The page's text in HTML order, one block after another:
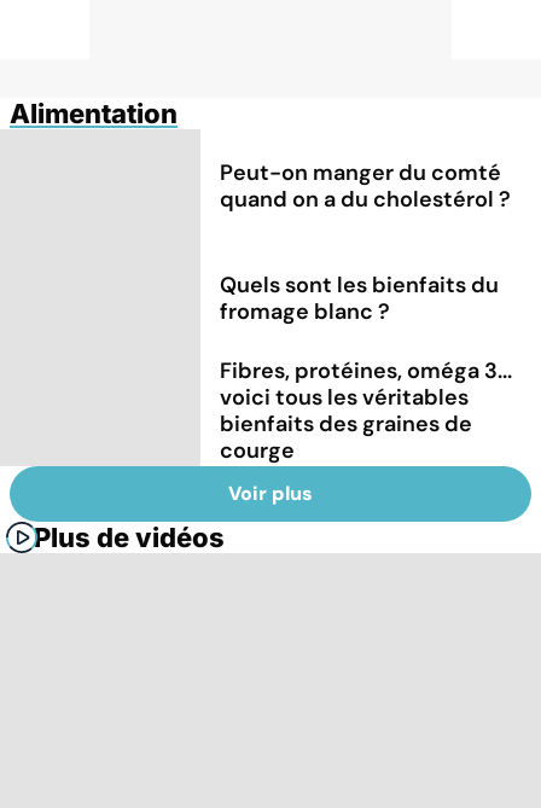
Alimentation
Peut-on manger du comté
quand on a du cholestérol ?
Quels sont les bienfaits du
fromage blanc ?
Fibres, protéines, oméga 3...
voici tous les véritables
bienfaits des graines de
courge
Voir plus
Plus de vidéos